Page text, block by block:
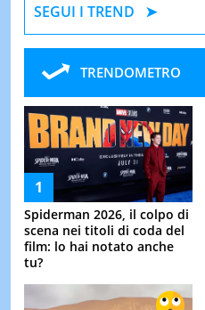
SEGUI I TREND
TRENDOMETRO
Spiderman 2026, il colpo di
scena nei titoli di coda del
film: lo hai notato anche
tu?